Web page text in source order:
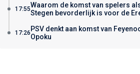
17:55Waarom de komst van spelers
Stegen bevorderlijk is voor de
17:26 PSV denkt aan komst van
Opoku